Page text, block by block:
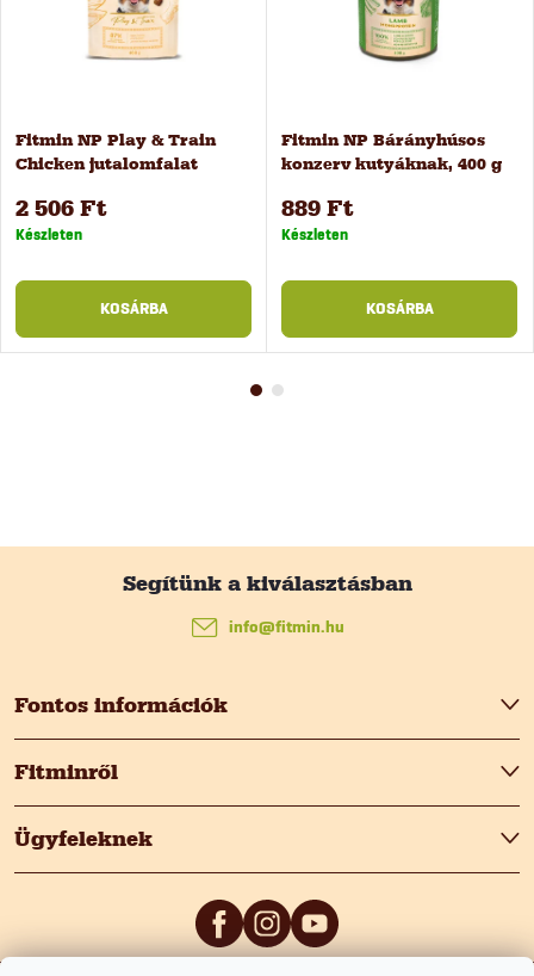
Fitmin NP Play & Train
Chicken jutalomfalat
2 506 Ft
Készleten
KOSÁRBA
Fitmin NP Bárányhúsos
konzerv kutyáknak, 400 g
889 Ft
Készleten
KOSÁRBA
b
é
c
Fontos információk
Fitminről
Ügyfeleknek
info@fitmin.hu